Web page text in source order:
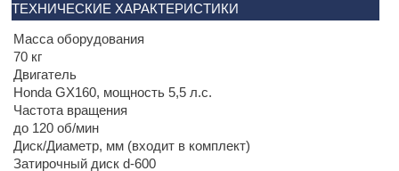
ТЕХНИЧЕСКИЕ ХАРАКТЕРИСТИКИ
Масса оборудования
70 кг
Двигатель
Honda GX160, мощность 5,5 л.с.
Частота вращения
до 120 об/мин
Диск/Диаметр, мм (входит в комплект)
Затирочный диск d-600